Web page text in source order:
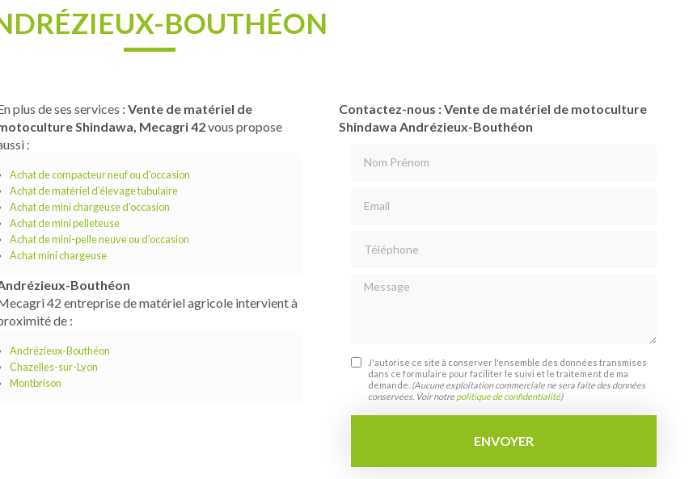
BOUTHÉON
plus de ses services : Vente de matériel de
Shindawa, Mecagri 42vous propose
:
Achat de compacteur neuf ou d'occasion
Achat de matériel d’élevage tubulaire
Achat de mini chargeuse d'occasion
Achat de mini pelleteuse
Achat de mini-pelle neuve ou d'occasion
Achat mini chargeuse
Bouthéon
42 entreprise de matériel agricole intervient à
de :
Andrézieux-Bouthéon
Chazelles-sur-Lyon
Montbrison
Contactez-nous : Vente de matériel de motoculture
Shindawa Andrézieux-Bouthéon
Message
J'autorise ce site à conserver l'ensemble des données transmises
dans ce formulaire pour faciliter le suivi et le traitement de ma
demande. (Aucune exploitation commerciale ne sera faite des données
conservées. Voir notre politique de confidentialité)